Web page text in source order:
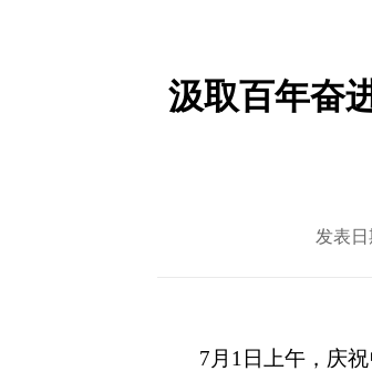
汲取百年奋
发表
7月1日上午，庆